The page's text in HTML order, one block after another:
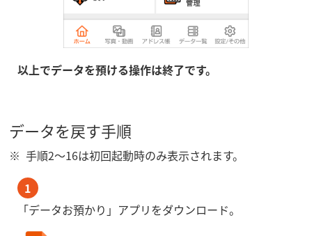
以上でデータを預ける操作は終了です。
データを戻す手順
手順2～16は初回起動時のみ表示されます。
1
「データお預かり」アプリをダウンロード。